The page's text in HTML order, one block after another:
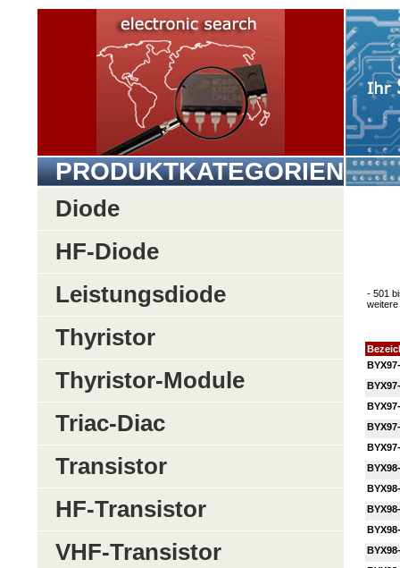
PRODUKTKATEGORIEN
Diode
HF-Diode
Leistungsdiode
Thyristor
Thyristor-Module
Triac-Diac
Transistor
HF-Transistor
VHF-Transistor
- 501
weitere